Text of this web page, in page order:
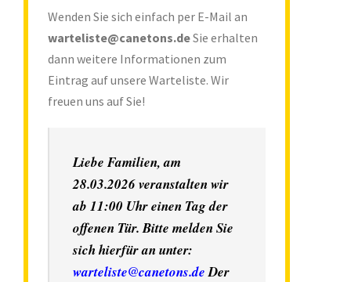
Wenden Sie sich einfach per E-Mail an
warteliste@canetons.deSie erhalten
dann weitere Informationen zum
Eintrag auf unsere Warteliste. Wir
freuen uns auf Sie!
Liebe Familien, am
28.03.2026 veranstalten wir
ab 11:00 Uhr einen Tag der
offenen Tür. Bitte melden Sie
sich hierfür an unter:
warteliste@canetons.de Der